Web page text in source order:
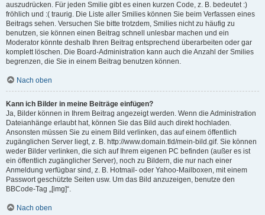
auszudrücken. Für jeden Smilie gibt es einen kurzen Code, z. B. bedeutet :)
fröhlich und :( traurig. Die Liste aller Smilies können Sie beim Verfassen eines
Beitrags sehen. Versuchen Sie bitte trotzdem, Smilies nicht zu häufig zu
benutzen, sie können einen Beitrag schnell unlesbar machen und ein
Moderator könnte deshalb Ihren Beitrag entsprechend überarbeiten oder gar
komplett löschen. Die Board-Administration kann auch die Anzahl der Smilies
begrenzen, die Sie in einem Beitrag benutzen können.
Nach oben
Kann ich Bilder in meine Beiträge einfügen?
Ja, Bilder können in Ihrem Beitrag angezeigt werden. Wenn die Administration
Dateianhänge erlaubt hat, können Sie das Bild auch direkt hochladen.
Ansonsten müssen Sie zu einem Bild verlinken, das auf einem öffentlich
zugänglichen Server liegt, z. B. http://www.domain.tld/mein-bild.gif. Sie können
weder Bilder verlinken, die sich auf Ihrem eigenen PC befinden (außer es ist
ein öffentlich zugänglicher Server), noch zu Bildern, die nur nach einer
Anmeldung verfügbar sind, z. B. Hotmail- oder Yahoo-Mailboxen, mit einem
Passwort geschützte Seiten usw. Um das Bild anzuzeigen, benutze den
BBCode-Tag „[img]“.
Nach oben